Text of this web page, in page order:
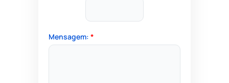
Mensagem: *